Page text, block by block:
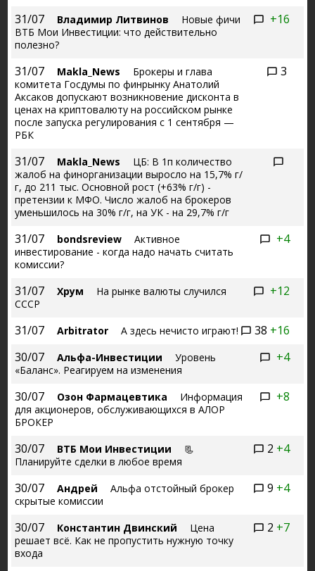
+16
31/07 Владимир Литвинов
Новые фичи
ВТБ Мои Инвестиции: что действительно
полезно?
3
31/07 Makla_News
Брокеры и глава
комитета Госдумы по финрынку Анатолий
Аксаков допускают возникновение дисконта в
ценах на криптовалюту на российском рынке
после запуска регулирования с 1 сентября —
РБК
31/07 Makla_News
ЦБ: В 1п количество
жалоб на финорганизации выросло на 15,7% г/
г, до 211 тыс. Основной рост (+63% г/г) -
претензии к МФО. Число жалоб на брокеров
уменьшилось на 30% г/г, на УК - на 29,7% г/г
+4
31/07 bondsreview
Активное
инвестирование - когда надо начать считать
комиссии?
+12
31/07 Хрум
На рынке валюты случился
СССР
38 +16
31/07 Arbitrator А здесь нечисто играют!
+4
30/07 Альфа-Инвестиции
Уровень
«Баланс». Реагируем на изменения
+8
30/07 Озон Фармацевтика
Информация
для акционеров, обслуживающихся в АЛОР
БРОКЕР
2 +4
30/07 ВТБ Мои Инвестиции
📃
Планируйте сделки в любое время
9 +4
30/07 Андрей
Альфа отстойный брокер
скрытые комиссии
2 +7
30/07 Константин Двинский
Цена
решает всё. Как не пропустить нужную точку
входа